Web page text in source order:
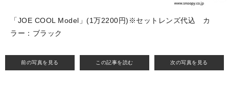
前の写真を見る この記事を読む 次の写真を見る
「JOE COOL Model」(1万2200円)※セットレンズ代込 カ
ラー：ブラック